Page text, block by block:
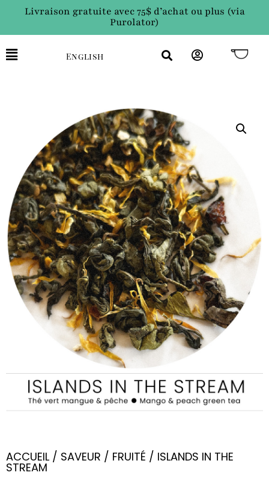
Livraison gratuite avec 75$ d’achat ou plus (via
Purolator)
English
ACCUEIL / SAVEUR / FRUITÉ / ISLANDS IN THE
STREAM